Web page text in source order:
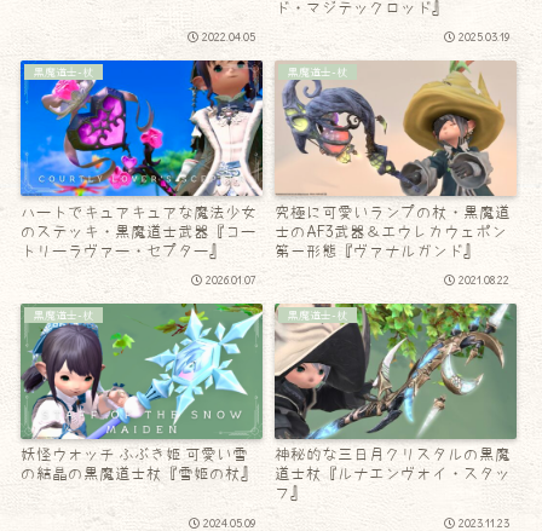
2022.04.05
ド・マジテックロッド』
2025.03.19
黒魔道士-杖
ハートでキュアキュアな魔法少女
のステッキ・黒魔道士武器『コー
トリーラヴァー・セプター』
2026.01.07
黒魔道士-杖
究極に可愛いランプの杖・黒魔道
士のAF3武器＆エウレカウェポン
第一形態『ヴァナルガンド』
2021.08.22
黒魔道士-杖
妖怪ウォッチ ふぶき姫 可愛い雪
の結晶の黒魔道士杖『雪姫の杖』
2024.05.09
黒魔道士-杖
神秘的な三日月クリスタルの黒魔
道士杖『ルナエンヴォイ・スタッ
フ』
2023.11.23